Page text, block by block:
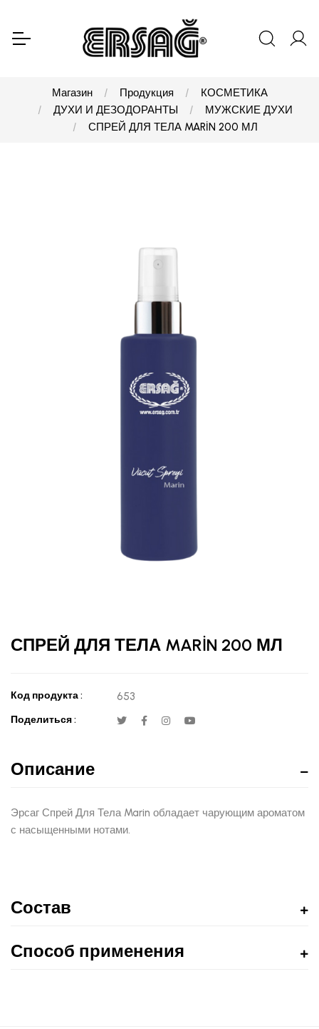
Магазин Продукция
КОСМЕТИКА
ДУХИ И ДЕЗОДОРАНТЫ
МУЖСКИЕ ДУХИ
СПРЕЙ ДЛЯ ТЕЛА MARİN 200 МЛ
СПРЕЙ ДЛЯ ТЕЛА MARİN 200 МЛ
Код продукта : 653
Поделиться :
Описание
Эрсаг Спрей Для Тела Marin обладает чарующим ароматом
с насыщенными нотами.
Состав
Способ применения